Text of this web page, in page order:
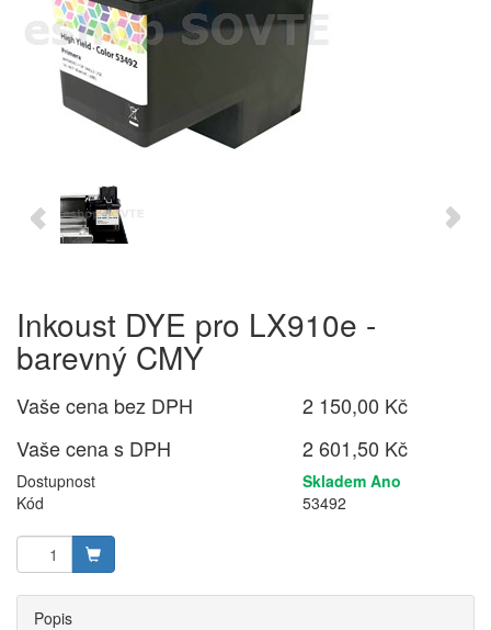
Inkoust DYE pro LX910e -
barevný CMY
Vaše cena bez DPH
2 150,00 Kč
Vaše cena s DPH
2 601,50 Kč
Dostupnost
Skladem Ano
Kód
53492
Popis